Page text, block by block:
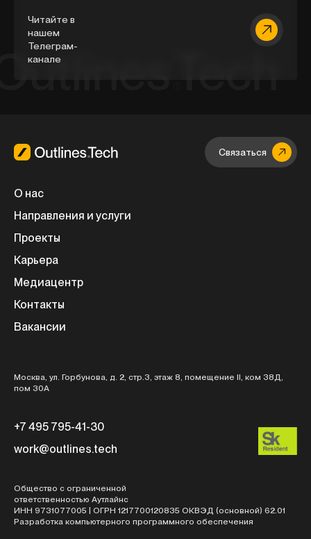
Читайте в
нашем
Телеграм-
канале
Связаться
О нас
Направления и услуги
Проекты
Карьера
Медиацентр
Контакты
Вакансии
Москва, ул. Горбунова, д. 2, стр.3, этаж 8, помещение II, ком 38Д,
пом 30А
+7 495 795-41-30
work@outlines.tech
Общество с ограниченной
ответственностью Аутлайнс
ИНН 9731077005 | ОГРН 1217700120835 ОКВЭД (основной) 62.01
Разработка компьютерного программного обеспечения